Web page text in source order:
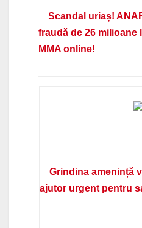
Scandal uriaș!
fraudă de 26 milioane
MMA online!
Grindina amenință
ajutor urgent pentru